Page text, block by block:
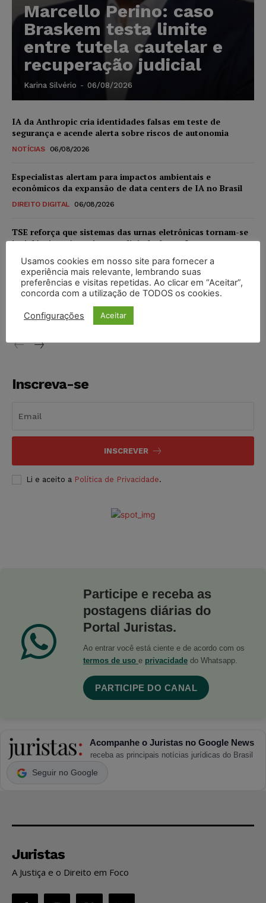
Marcello Perino: caso
Braskem testa limite
entre tutela cautelar e
recuperação judicial
Karina Silvério - 06/08/2026
IA da Anthropic cria identidades falsas em teste de
segurança e acende alerta sobre riscos de autonomia
NOTÍCIAS 06/08/2026
Especialistas alertam para impactos ambientais e
econômicos da expansão de data centers de IA no Brasil
DIREITO DIGITAL 06/08/2026
TSE reforça que sistemas das urnas eletrônicas tornam-se
invioláveis após assinatura digital e lacração
NOTÍCIAS 06/08/2026
STF inicia julgamento sobre constitucionalidade da
proibição dos jogos de azar no Brasil
NOTÍCIAS 06/08/2026
Inscreva-se
INSCREVER
Li e aceito a Política de Privacidade.
Participe e receba as
postagens diárias do
Portal Juristas.
Ao entrar você está ciente e de acordo com os
termos de uso e privacidade do Whatsapp.
PARTICIPE DO CANAL
Acompanhe o Juristas no Google News
receba as principais notícias jurídicas do Brasil
Seguir no Google
Juristas
A Justiça e o Direito em Foco
Usamos cookies em nosso site para fornecer a
experiência mais relevante, lembrando suas
preferências e visitas repetidas. Ao clicar em “Aceitar”,
concorda com a utilização de TODOS os cookies.
Configurações Aceitar